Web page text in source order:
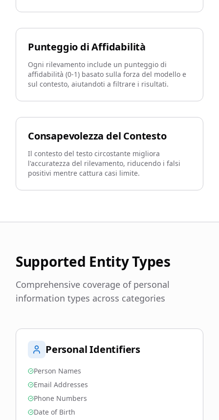
Punteggio di Affidabilità
Ogni rilevamento include un punteggio di
affidabilità (0-1) basato sulla forza del modello e
sul contesto, aiutandoti a filtrare i risultati.
Consapevolezza del Contesto
Il contesto del testo circostante migliora
l'accuratezza del rilevamento, riducendo i falsi
positivi mentre cattura casi limite.
Supported Entity Types
Comprehensive coverage of personal
information types across categories
Personal Identifiers
Person Names
Email Addresses
Phone Numbers
Date of Birth